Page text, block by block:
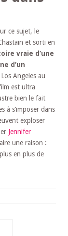
ce sujet, le
et sorti en
vraie d’une
d’un
Angeles au
est ultra
bien le fait
à s’imposer dans
exploser
Jennifer
une raison :
en plus de